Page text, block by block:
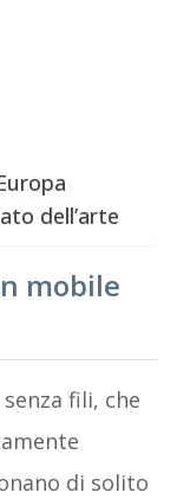
dell’arte
mobile
fili, che
di solito